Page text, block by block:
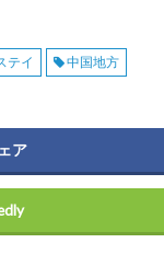
テイ
中国地方
ア